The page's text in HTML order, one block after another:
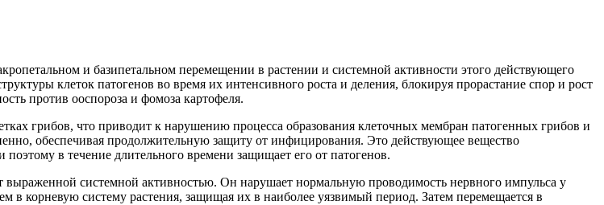
и базипетальном перемещении в растении и системной активности этого действующего
клеток патогенов во время их интенсивного роста и деления, блокируя прорастание спор и рост
против ооспороза и фомоза картофеля.
грибов, что приводит к нарушению процесса образования клеточных мембран патогенных грибов и
обеспечивая продолжительную защиту от инфицирования. Это действующее вещество
в течение длительного времени защищает его от патогенов.
выраженной системной активностью. Он нарушает нормальную проводимость нервного импульса у
в корневую систему растения, защищая их в наиболее уязвимый период. Затем перемещается в